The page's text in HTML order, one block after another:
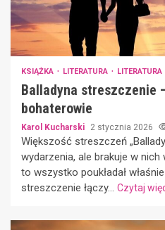
KSIĄŻKA LITERATURA
Balladyna streszczenie
bohaterowie
Karol Kucharski 2 stycznia 2026
Większość streszczeń
wydarzenia, ale brakuje w nich
to wszystko poukładał
streszczenie łączy... Czytaj